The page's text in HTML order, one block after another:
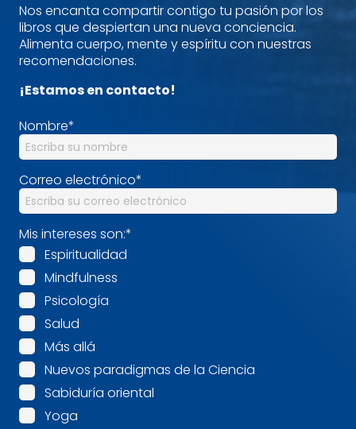
Nos encanta compartir contigo tu pasión por los
libros que despiertan una nueva conciencia.
Alimenta cuerpo, mente y espíritu con nuestras
recomendaciones.
¡Estamos en contacto!
Nombre*
Correo electrónico*
Mis intereses son:*
Espiritualidad
Mindfulness
Psicología
Salud
Más allá
Nuevos paradigmas de la Ciencia
Sabiduría oriental
Yoga